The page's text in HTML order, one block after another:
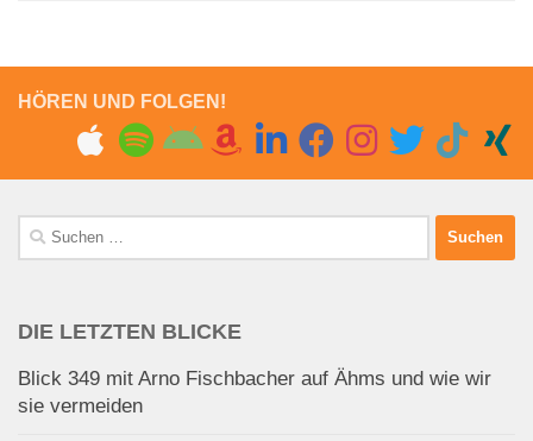
HÖREN UND FOLGEN!
Suchen
nach:
DIE LETZTEN BLICKE
Blick 349 mit Arno Fischbacher auf Ähms und wie wir
sie vermeiden